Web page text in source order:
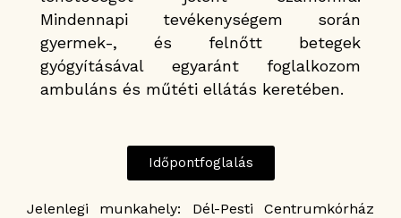
Mindennapi tevékenységem során
gyermek-, és felnőtt betegek
gyógyításával egyaránt foglalkozom
ambuláns és műtéti ellátás keretében.
Időpontfoglalás
Jelenlegi munkahely: Dél-Pesti Centrumkórház